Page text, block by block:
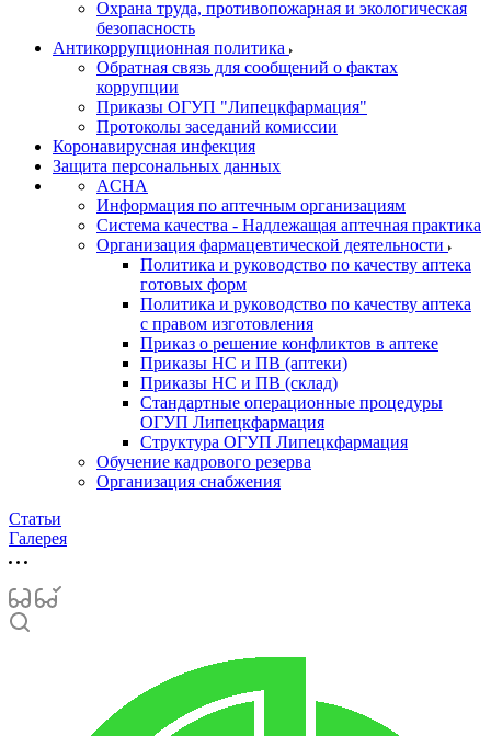
Охрана труда, противопожарная и экологическая
безопасность
Антикоррупционная политика
Обратная связь для сообщений о фактах
коррупции
Приказы ОГУП "Липецкфармация"
Протоколы заседаний комиссии
Коронавирусная инфекция
Защита персональных данных
ACHA
Информация по аптечным организациям
Система качества - Надлежащая аптечная практика
Организация фармацевтической деятельности
Политика и руководство по качеству аптека
готовых форм
Политика и руководство по качеству аптека
с правом изготовления
Приказ о решение конфликтов в аптеке
Приказы НС и ПВ (аптеки)
Приказы НС и ПВ (склад)
Стандартные операционные процедуры
ОГУП Липецкфармация
Структура ОГУП Липецкфармация
Обучение кадрового резерва
Организация снабжения
Статьи
Галерея